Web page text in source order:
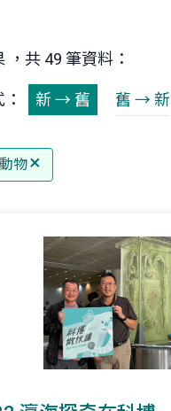
，共 49 筆資料：
新 → 舊 舊 → 新
物